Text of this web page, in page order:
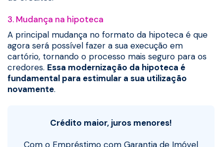
3. Mudança na hipoteca
A principal mudança no formato da hipoteca é que
agora será possível fazer a sua execução em
cartório, tornando o processo mais seguro para os
credores. Essa modernização da hipoteca é
fundamental para estimular a sua utilização
novamente.
Crédito maior, juros menores!
Com o Empréstimo com Garantia de Imóvel